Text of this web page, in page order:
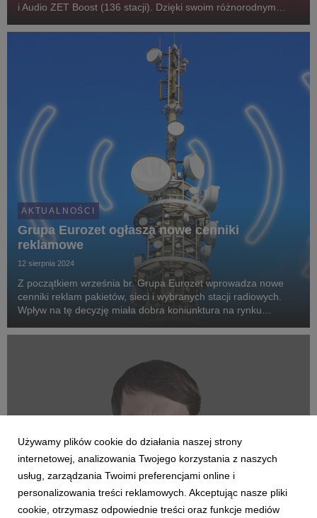
i Audio ZET Boost (136 stacji). Dzięki swoim różnorodnym
potrzeb reklamodawców rozwiązania na poziomie ...
AKTUALNOŚCI
Grupa Eurozet ogłasza nowe cenniki
reklamowe
12 sierpnia 2024
Z początkiem września br. Grupa Eurozet wprowadza nowe
cenniki reklam pakietów, sieci i wybranych stacji radiowych.
Wpływ na tę decyzję miała dobra koniunktura na rynku
słuchalności stacji należących do Grupy.
AKTUALNOŚCI
Używamy plików cookie do działania naszej strony
internetowej, analizowania Twojego korzystania z naszych
usług, zarządzania Twoimi preferencjami online i
personalizowania treści reklamowych. Akceptując nasze pliki
cookie, otrzymasz odpowiednie treści oraz funkcje mediów